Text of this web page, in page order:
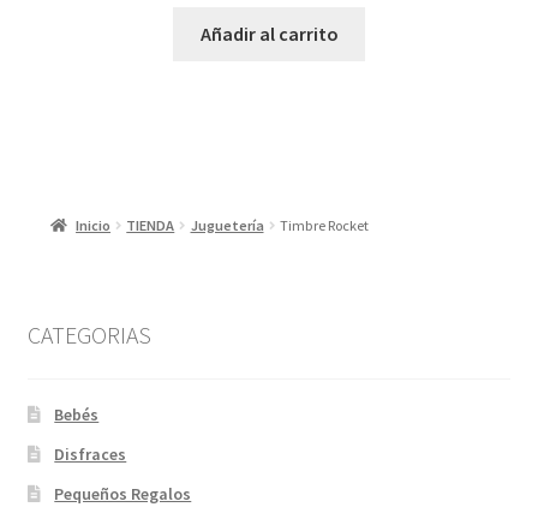
Añadir al carrito
Inicio TIENDA Juguetería Timbre Rocket
CATEGORIAS
Bebés
Disfraces
Pequeños Regalos